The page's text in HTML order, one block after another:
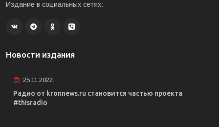
Издание в социальных сетях:
Новости издания
25.11.2022.
Радио от kronnews.ru становится частью проекта
#thisradio